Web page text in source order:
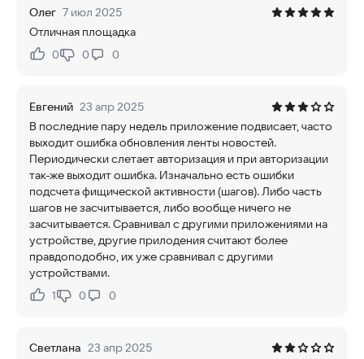
Олег 7 июл 2025
Отличная площадка
Нравится:
0Не нравится:
0 0
Евгений 23 апр 2025
В последние пару недель приложение подвисает, часто
выходит ошибка обновления ленты новостей.
Периодически слетает авторизация и при авторизации
так-же выходит ошибка. Изначально есть ошибки
подсчета фищической активности (шагов). Либо часть
шагов не засчитывается, либо вообще ничего не
засчитывается. Сравнивал с другими приложениями на
устройстве, другие прилодения считают более
правдоподобно, их уже сравнивал с другими
устройствами.
Нравится:
1Не нравится:
0 0
Светлана 23 апр 2025